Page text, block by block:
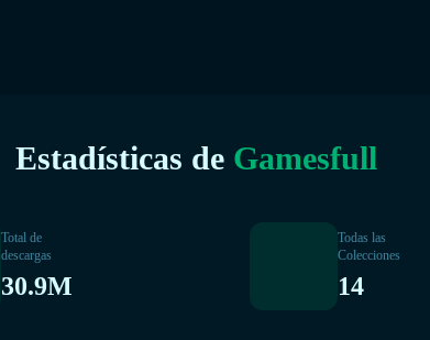
Estadísticas de Gamesfull
Total de
descargas
30.9M
Todas las
Colecciones
14